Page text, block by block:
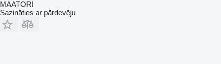
MAATORI
Sazināties ar pārdevēju